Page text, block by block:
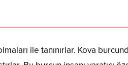
ile tanınırlar. Kova